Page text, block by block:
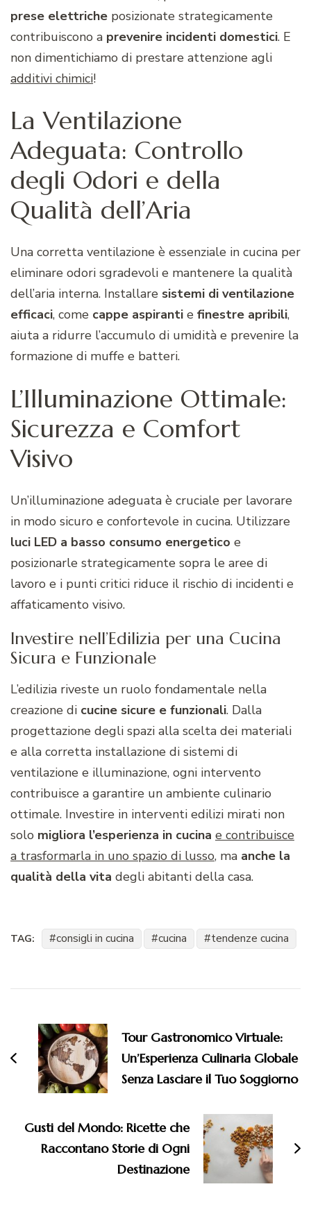
prese elettriche posizionate strategicamente
contribuiscono a prevenire incidenti domestici. E
non dimentichiamo di prestare attenzione agli
additivi chimici!
La Ventilazione
Adeguata: Controllo
degli Odori e della
Qualità dell’Aria
Una corretta ventilazione è essenziale in cucina per
eliminare odori sgradevoli e mantenere la qualità
dell’aria interna. Installare sistemi di ventilazione
efficaci, come cappe aspiranti e finestre apribili,
aiuta a ridurre l’accumulo di umidità e prevenire la
formazione di muffe e batteri.
L’Illuminazione Ottimale:
Sicurezza e Comfort
Visivo
Un’illuminazione adeguata è cruciale per lavorare
in modo sicuro e confortevole in cucina. Utilizzare
luci LED a basso consumo energetico e
posizionarle strategicamente sopra le aree di
lavoro e i punti critici riduce il rischio di incidenti e
affaticamento visivo.
Investire nell’Edilizia per una Cucina
Sicura e Funzionale
L’edilizia riveste un ruolo fondamentale nella
creazione di cucine sicure e funzionali. Dalla
progettazione degli spazi alla scelta dei materiali
e alla corretta installazione di sistemi di
ventilazione e illuminazione, ogni intervento
contribuisce a garantire un ambiente culinario
ottimale. Investire in interventi edilizi mirati non
solo migliora l’esperienza in cucina e contribuisce
a trasformarla in uno spazio di lusso, ma anche la
qualità della vita degli abitanti della casa.
TAG: consigli in cucina cucina tendenze cucina
articoli
Tour Gastronomico Virtuale:
Un’Esperienza Culinaria Globale
Senza Lasciare il Tuo Soggiorno
Gusti del Mondo: Ricette che
Raccontano Storie di Ogni
Destinazione